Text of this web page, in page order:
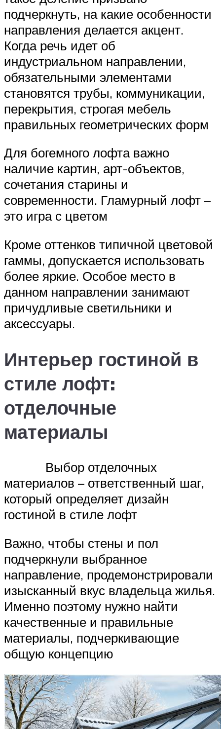
подчеркнуть, на какие особенности
направления делается акцент.
Когда речь идет об
индустриальном направлении,
обязательными элементами
становятся трубы, коммуникации,
перекрытия, строгая мебель
правильных геометрических форм
Для богемного лофта важно
наличие картин, арт-объектов,
сочетания старины и
современности. Гламурный лофт –
это игра с цветом
Кроме оттенков типичной цветовой
гаммы, допускается использовать
более яркие. Особое место в
данном направлении занимают
причудливые светильники и
аксессуары.
Интерьер гостиной в
стиле лофт:
отделочные
материалы
Выбор отделочных
материалов – ответственный шаг,
который определяет дизайн
гостиной в стиле лофт
Важно, чтобы стены и пол
подчеркнули выбранное
направление, продемонстрировали
изысканный вкус владельца жилья.
Именно поэтому нужно найти
качественные и правильные
материалы, подчеркивающие
общую концепцию